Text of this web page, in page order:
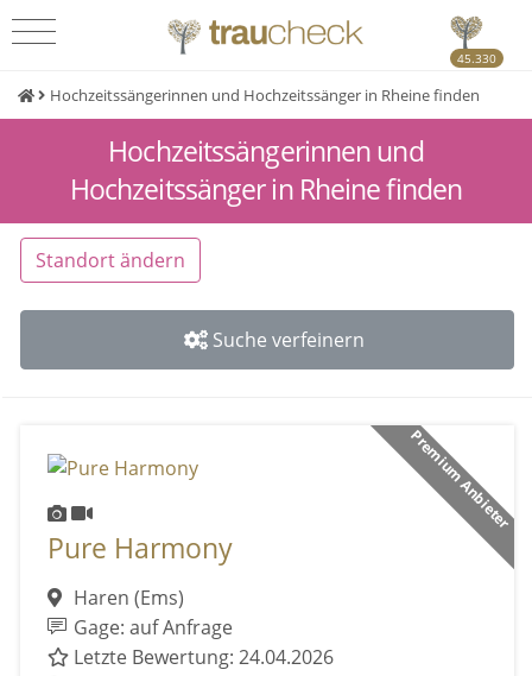
45.330
Hochzeitssängerinnen und Hochzeitssänger in Rheine finden
Hochzeitssängerinnen und
Hochzeitssänger in Rheine finden
Standort ändern
Suche verfeinern
Premium Anbieter
Pure Harmony
Haren (Ems)
Gage: auf Anfrage
Letzte Bewertung: 24.04.2026